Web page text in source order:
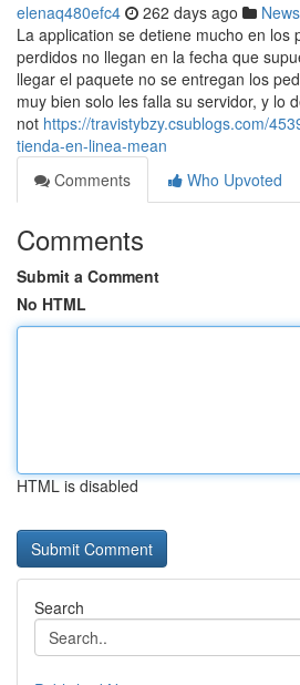
elenaq480efc4 262 days ago News
La application se detiene mucho en los
perdidos no llegan en la fecha que
llegar el paquete no se entregan los
muy bien solo les falla su servidor, y lo
not https://travistybzy.csublogs.com/
tienda-en-linea-mean
Comments
Who Upvoted
Comments
Submit a Comment
No HTML
HTML is disabled
Search